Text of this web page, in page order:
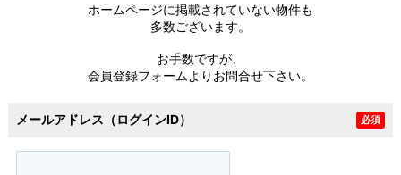
ホームページに掲載されていない物件も
多数ございます。
お手数ですが、
会員登録フォームよりお問合せ下さい。
メールアドレス（ログインID） 必須